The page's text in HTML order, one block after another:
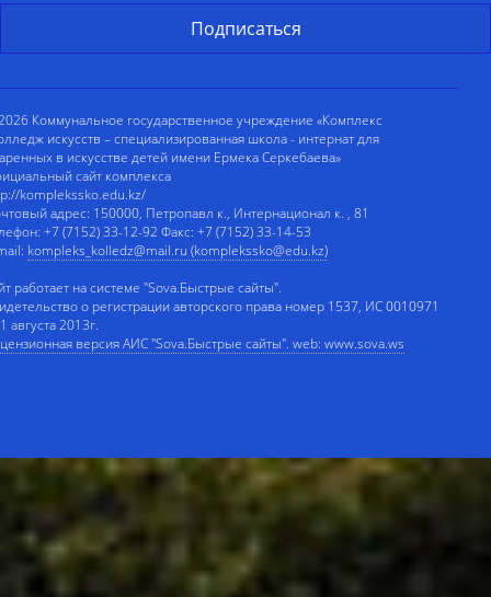
Коммунальное государственное учреждение «Комплекс
искусств – специализированная школа - интернат для
в искусстве детей имени Ермека Серкебаева»
сайт комплекса
komplekssko.edu.kz/
адрес: 150000, Петропавл к., Интернационал к. , 81
+7 (7152) 33-12-92 Факс: +7 (7152) 33-14-53
kompleks_kolledz@mail.ru (komplekssko@edu.kz)
работает на системе "Sova.Быстрые сайты".
о регистрации авторского права номер 1537, ИС 0010971
августа 2013г.
версия АИС "Sova.Быстрые сайты". web: www.sova.ws